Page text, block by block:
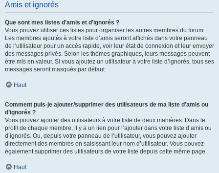
Amis et ignorés
Que sont mes listes d’amis et d’ignorés ?
Vous pouvez utiliser ces listes pour organiser les autres membres du forum.
Les membres ajoutés à votre liste d’amis seront affichés dans votre panneau
de l’utilisateur pour un accès rapide, voir leur état de connexion et leur envoyer
des messages privés. Selon les thèmes graphiques, leurs messages peuvent
être mis en valeur. Si vous ajoutez un utilisateur à votre liste d’ignorés, tous ses
messages seront masqués par défaut.
Haut
Comment puis-je ajouter/supprimer des utilisateurs de ma liste d’amis ou
d’ignorés ?
Vous pouvez ajouter des utilisateurs à votre liste de deux manières. Dans le
profil de chaque membre, il y a un lien pour l’ajouter dans votre liste d’amis ou
d’ignorés. Ou, depuis votre panneau de l’utilisateur, vous pouvez ajouter
directement des membres en saisissant leur nom d’utilisateur. Vous pouvez
également supprimer des utilisateurs de votre liste depuis cette même page.
Haut